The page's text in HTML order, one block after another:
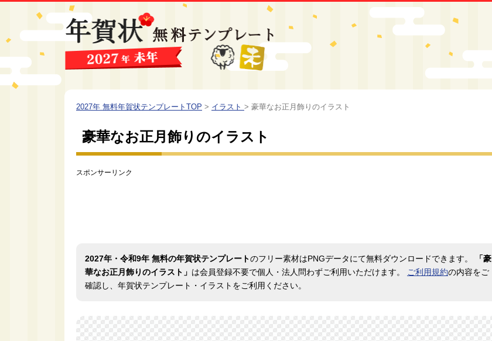
2027年 無料年賀状テンプレートTOP > イラスト > 豪華なお正月飾りのイラスト
豪華なお正月飾りのイラスト
スポンサーリンク
2027年・令和9年 無料の年賀状テンプレートのフリー素材はPNGデータにて無料ダウンロードできます。
「豪
華なお正月飾りのイラスト」 は会員登録不要で個人・法人問わずご利用いただけます。 ご利用規約の内容をご
確認し、年賀状テンプレート・イラストをご利用ください。